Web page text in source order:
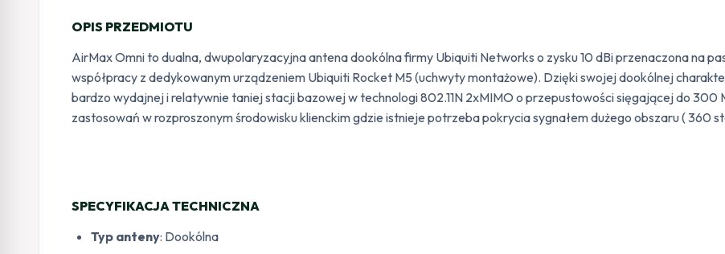
OPIS PRZEDMIOTU
AirMax Omni to dualna, dwupolaryzacyjna antena dookólna firmy Ubiquiti Networks o zysku 10 dBi przenaczona na
współpracy z dedykowanym urządzeniem Ubiquiti Rocket M5 (uchwyty montażowe). Dzięki swojej dookólnej
bardzo wydajnej i relatywnie taniej stacji bazowej w technologi 802.11N 2xMIMO o przepustowości sięgającej do 300
zastosowań w rozproszonym środowisku klienckim gdzie istnieje potrzeba pokrycia sygnałem dużego obszaru ( 360
SPECYFIKACJA TECHNICZNA
Typ anteny: Dookólna